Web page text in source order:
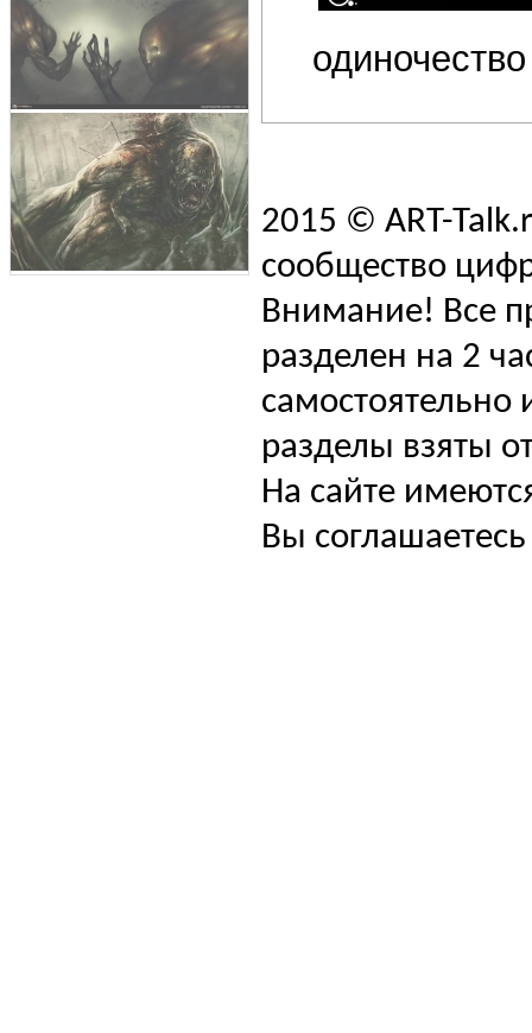
2015 © ART-
сообщество
Внимание! Все
разделен на 2
самостоятельно
разделы взяты
На сайте
Вы